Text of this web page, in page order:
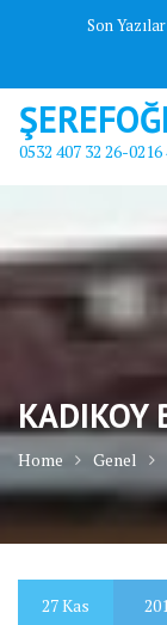
Son
0532 407 32 26-0216
KADIKOY
Home Genel
27Kas